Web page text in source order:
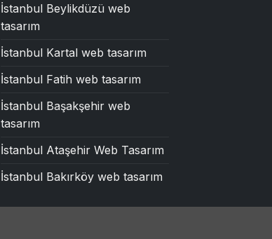
İstanbul Beylikdüzü web
tasarım
İstanbul Kartal web tasarım
İstanbul Fatih web tasarım
İstanbul Başakşehir web
tasarım
İstanbul Ataşehir Web Tasarım
İstanbul Bakırköy web tasarım